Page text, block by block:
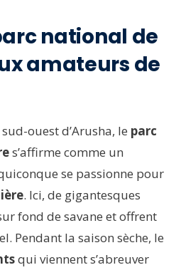
national de
amateurs de
ouest d’Arusha, le parc
s’affirme comme un
se passionne pour
. Ici, de gigantesques
fond de savane et offrent
Pendant la saison sèche, le
qui viennent s’abreuver